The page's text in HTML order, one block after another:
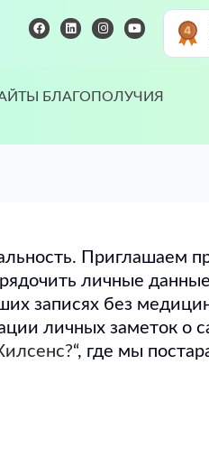
a
c
i
n
n
n
s
a
o
u
БЛАГОПОЛУЧИЯ
Приглашаем
личные
записях без
личных заметок о
“, где мы